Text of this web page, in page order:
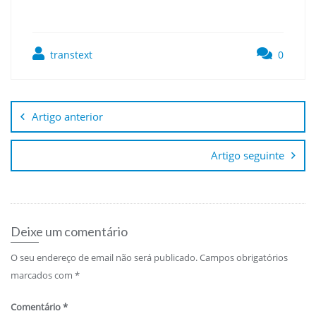
transtext 0
de
artigos
Artigo anterior
Artigo seguinte
Deixe um comentário
O seu endereço de email não será publicado.Campos obrigatórios
marcados com *
Comentário*